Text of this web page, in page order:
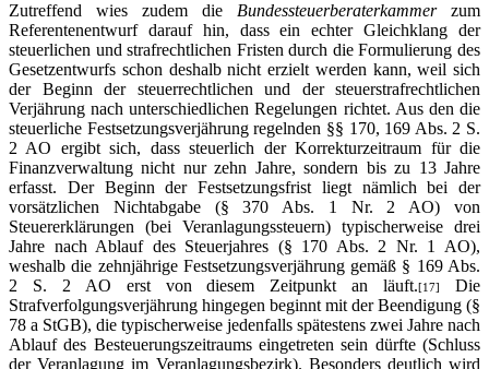
Zutreffend wies zudem die Bundessteuerberaterkammerzum
Referentenentwurf darauf hin, dass ein echter Gleichklang der
steuerlichen und strafrechtlichen Fristen durch die Formulierung des
Gesetzentwurfs schon deshalb nicht erzielt werden kann, weil sich
der Beginn der steuerrechtlichen und der steuerstrafrechtlichen
Verjährung nach unterschiedlichen Regelungen richtet. Aus den die
steuerliche Festsetzungsverjährung regelnden §§ 170, 169 Abs. 2 S.
2 AO ergibt sich, dass steuerlich der Korrekturzeitraum für die
Finanzverwaltung nicht nur zehn Jahre, sondern bis zu 13 Jahre
erfasst. Der Beginn der Festsetzungsfrist liegt nämlich bei der
vorsätzlichen Nichtabgabe (§ 370 Abs. 1 Nr. 2 AO) von
Steuererklärungen (bei Veranlagungssteuern) typischerweise drei
Jahre nach Ablauf des Steuerjahres (§ 170 Abs. 2 Nr. 1 AO),
weshalb die zehnjährige Festsetzungsverjährung gemäß § 169 Abs.
2 S. 2 AO erst von diesem Zeitpunkt an läuft.[17]
Die
Strafverfolgungsverjährung hingegen beginnt mit der Beendigung (§
78 a StGB), die typischerweise jedenfalls spätestens zwei Jahre nach
Ablauf des Besteuerungszeitraums eingetreten sein dürfte (Schluss
der Veranlagung im Veranlagungsbezirk). Besonders deutlich wird